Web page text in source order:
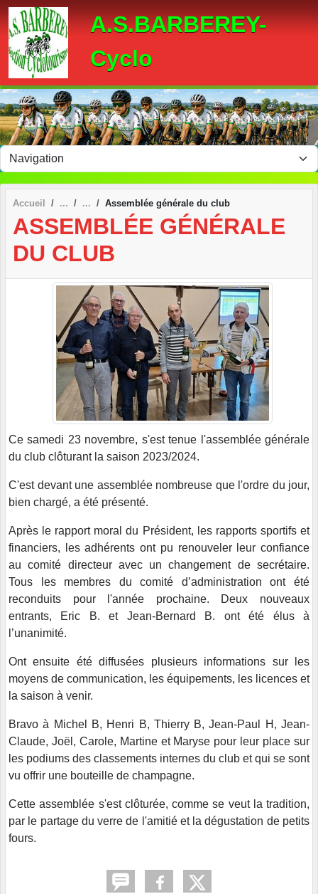
A.S.BARBEREY-
Cyclo
Accueil Assemblée générale du club
ASSEMBLÉE GÉNÉRALE
DU CLUB
Ce samedi 23 novembre, s'est tenue l'assemblée générale
du club clôturant la saison 2023/2024.
C'est devant une assemblée nombreuse que l'ordre du jour,
bien chargé, a été présenté.
Après le rapport moral du Président, les rapports sportifs et
financiers, les adhérents ont pu renouveler leur confiance
au comité directeur avec un changement de secrétaire.
Tous les membres du comité d’administration ont été
reconduits pour l'année prochaine. Deux nouveaux
entrants, Eric B. et Jean-Bernard B. ont été élus à
l’unanimité.
Ont ensuite été diffusées plusieurs informations sur les
moyens de communication, les équipements, les licences et
la saison à venir.
Bravo à Michel B, Henri B, Thierry B, Jean-Paul H, Jean-
Claude, Joël, Carole, Martine et Maryse pour leur place sur
les podiums des classements internes du club et qui se sont
vu offrir une bouteille de champagne.
Cette assemblée s'est clôturée, comme se veut la tradition,
par le partage du verre de l'amitié et la dégustation de petits
fours.
Panneau de gestion des cookies